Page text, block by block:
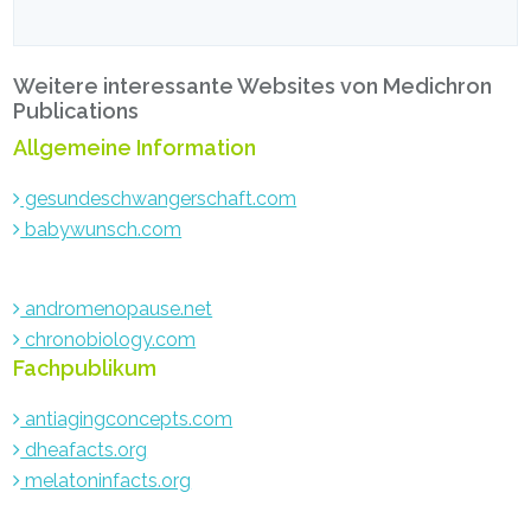
Weitere interessante Websites von Medichron
Publications
Allgemeine Information
gesundeschwangerschaft.com
babywunsch.com
andromenopause.net
chronobiology.com
Fachpublikum
antiagingconcepts.com
dheafacts.org
melatoninfacts.org